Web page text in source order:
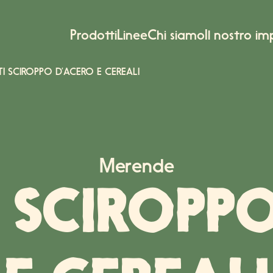
ProdottiLineeChi siamoIl nostro
SCIROPPO D’ACERO E CEREALI
Merende
DI AVENA